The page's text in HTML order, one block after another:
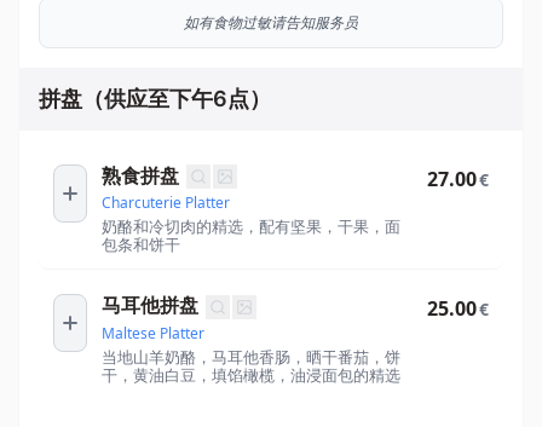
如有食物过敏请告知服务员
拼盘（供应至下午6点）
熟食拼盘
Charcuterie Platter
奶酪和冷切肉的精选，配有坚果，干果，面
包条和饼干
27.00€
马耳他拼盘
Maltese Platter
当地山羊奶酪，马耳他香肠，晒干番茄，饼
干，黄油白豆，填馅橄榄，油浸面包的精选
25.00€